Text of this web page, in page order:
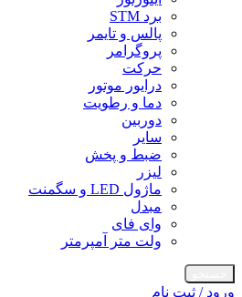
برد STM
پالس و تایمر
پروگرامر
حرکت
درایور موتور
دما و رطویت
دوربین
سایر
ضبط و پخش
لیزر
ماژول LED و سگمنت
مبدل
وای فای
ولت متر آمپرمتر
ورود / ثبت نام